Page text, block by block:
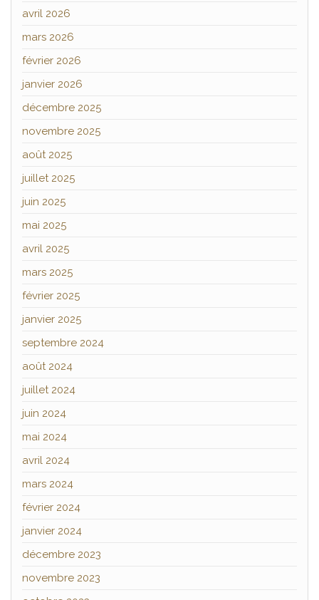
avril 2026
mars 2026
février 2026
janvier 2026
décembre 2025
novembre 2025
août 2025
juillet 2025
juin 2025
mai 2025
avril 2025
mars 2025
février 2025
janvier 2025
septembre 2024
août 2024
juillet 2024
juin 2024
mai 2024
avril 2024
mars 2024
février 2024
janvier 2024
décembre 2023
novembre 2023